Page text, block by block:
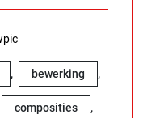
, bewerking ,
composities ,